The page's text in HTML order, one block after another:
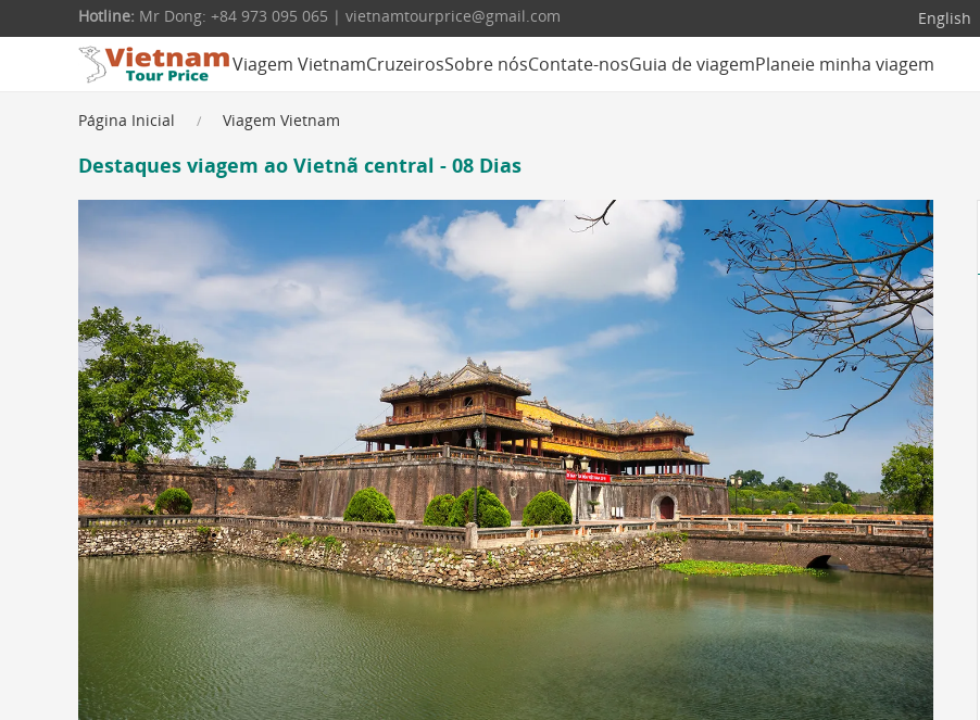
Hotline: Mr Dong: +84 973 095 065 | vietnamtourprice@gmail.com English
Viagem VietnamCruzeirosSobre nósContate-nosGuia de viagemPlaneie minha viagem
Página Inicial Viagem Vietnam
Destaques viagem ao Vietnã central - 08 Dias